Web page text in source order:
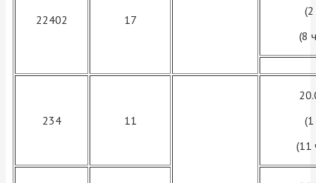
22402 17
(8
234 11
(11